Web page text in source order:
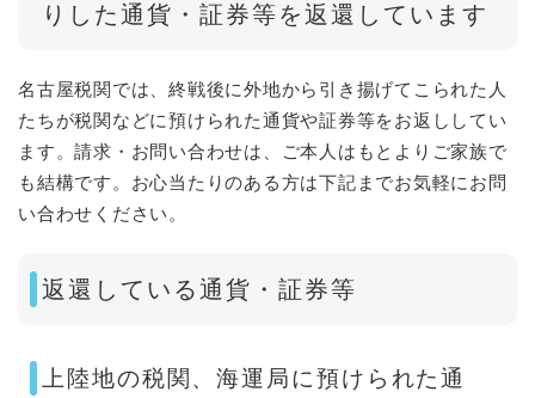
りした通貨・証券等を返還しています
名古屋税関では、終戦後に外地から引き揚げてこられた人
たちが税関などに預けられた通貨や証券等をお返ししてい
ます。請求・お問い合わせは、ご本人はもとよりご家族で
も結構です。お心当たりのある方は下記までお気軽にお問
い合わせください。
返還している通貨・証券等
上陸地の税関、海運局に預けられた通